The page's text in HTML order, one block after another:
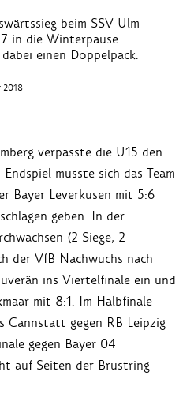
beim SSV Ulm
in die Winterpause.
einen Doppelpack.
2018
verpasste die U15 den
musste sich das Team
Bayer Leverkusen mit 5:6
geben. In der
(2 Siege, 2
der VfB Nachwuchs nach
ins Viertelfinale ein und
mit 8:1. Im Halbfinale
Cannstatt gegen RB Leipzig
gegen Bayer 04
auf Seiten der Brustring-